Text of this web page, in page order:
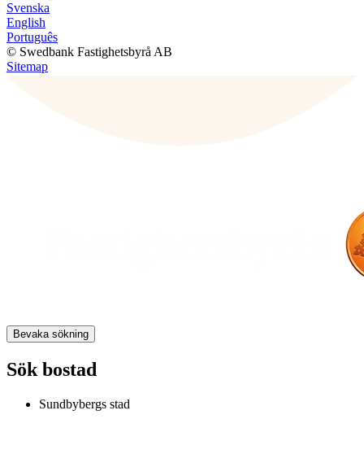
Svenska
English
Português
© Swedbank Fastighetsbyrå AB
Sitemap
Bevaka sökning
Sök bostad
Sundbybergs stad